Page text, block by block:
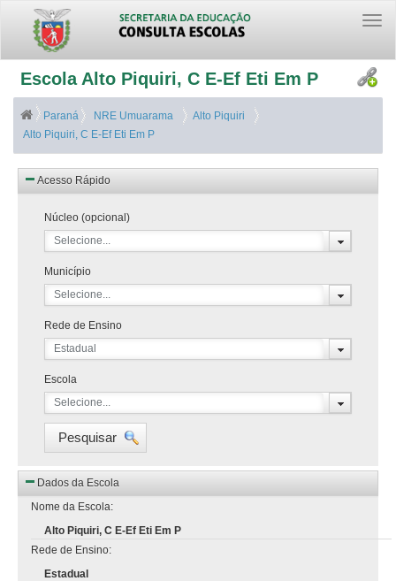
Escola Alto Piquiri, C E-Ef Eti Em P
Paraná NRE Umuarama
Alto Piquiri
Alto Piquiri, C E-Ef Eti Em P
Acesso Rápido
Núcleo (opcional)
Selecione...
Município
Selecione...
Rede de Ensino
Estadual
Escola
Selecione...
Pesquisar
Dados da Escola
Nome da Escola:
Alto Piquiri, C E-Ef Eti Em P
Rede de Ensino:
Estadual